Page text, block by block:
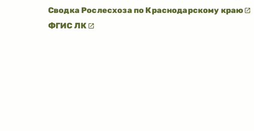
Сводка Рослесхоза по Краснодарскому краю
ФГИС ЛК